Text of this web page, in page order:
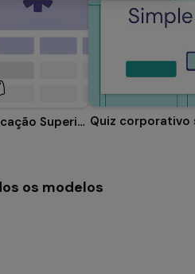
Calendário Acadêmico Educação Superior Quiz corporativo
os modelos